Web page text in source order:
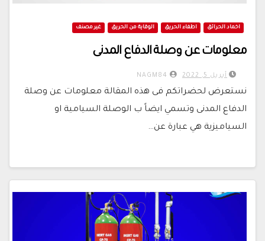
اخماد الحرائق اطفاء الحريق الوقاية من الحريق غير مصنف
معلومات عن وصلة الدفاع المدنى
أبريل 5, 2022
نستعرض لحضراتكم فى هذه المقالة معلومات عن وصلة
الدفاع المدنى وتسمي ايضاً ب الوصلة السيامية او
السياميزية هي عبارة عن…